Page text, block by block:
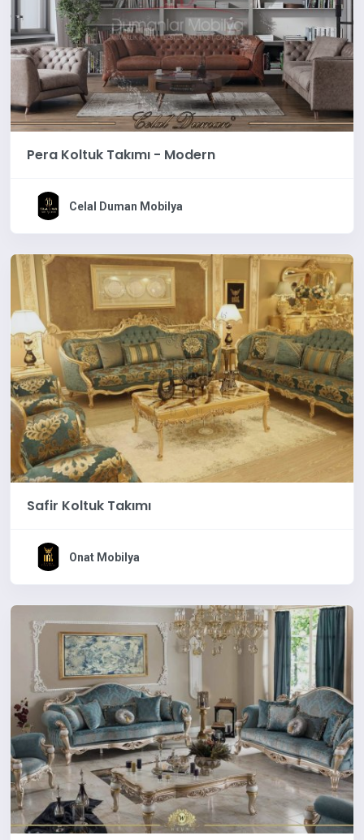
Pera Koltuk Takımı - Modern
Celal Duman Mobilya
Safir Koltuk Takımı
Onat Mobilya